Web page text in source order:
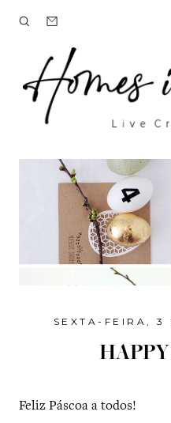
SEXTA-FEIRA, 3
Feliz Páscoa a todos!